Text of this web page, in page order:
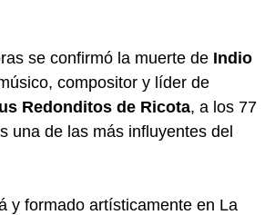
se confirmó la muerte de Indio
compositor y líder de
Redonditos de Ricota, a los 77
una de las más influyentes del
y formado artísticamente en La